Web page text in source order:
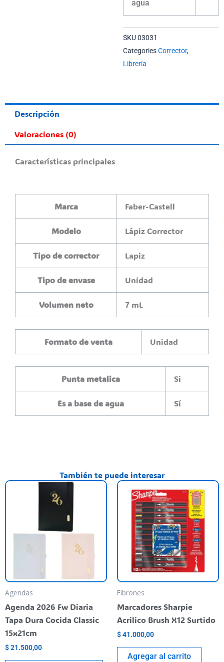
agua
SKU03031
CategoriesCorrector,
Librería
Descripción
Valoraciones (0)
Características principales
Marca Faber-Castell
Modelo Lápiz Corrector
Tipo de corrector Lapiz
Tipo de envase Unidad
Volumen neto 7 mL
Formato de venta Unidad
Punta metalica Si
Es a base de agua Sí
También te puede interesar
Agendas
Agenda 2026 Fw Diaria
Tapa Dura Cocida Classic
15x21cm
$21.500,00
Este
producto
variantes.
opciones
se
pueden
elegir
Fibrones
Marcadores Sharpie
Acrilico Brush X12 Surtido
$41.000,00
Agregar al carrito